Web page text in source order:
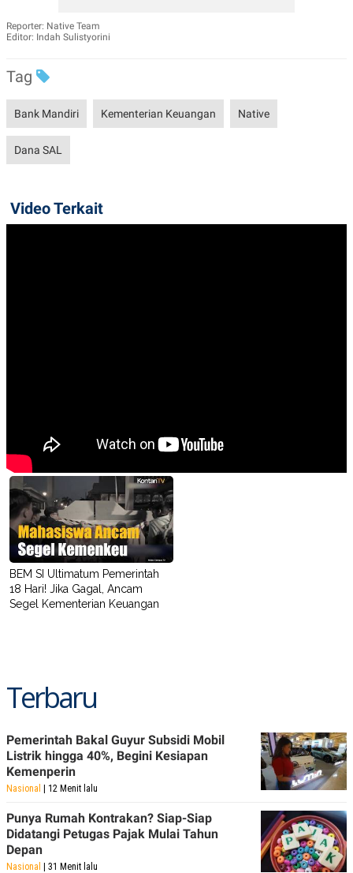
Reporter: Native Team
Editor: Indah Sulistyorini
Tag
Bank Mandiri Kementerian Keuangan Native
Dana SAL
Video Terkait
BEM SI Ultimatum Pemerintah
18 Hari! Jika Gagal, Ancam
Segel Kementerian Keuangan
Terbaru
Pemerintah Bakal Guyur Subsidi Mobil
Listrik hingga 40%, Begini Kesiapan
Kemenperin
Nasional | 12 Menit lalu
Punya Rumah Kontrakan? Siap-Siap
Didatangi Petugas Pajak Mulai Tahun
Depan
Nasional | 31 Menit lalu